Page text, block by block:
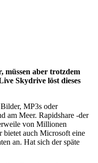
müssen aber trotzdem
Skydrive löst dieses
MP3s oder
am Meer. Rapidshare -der
von Millionen
bietet auch Microsoft eine
an. Hat sich der späte